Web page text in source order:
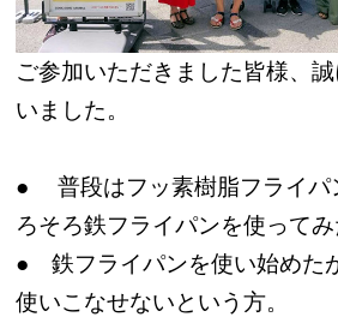
ご参加いただきました皆様、
いました。
● 普段はフッ素樹脂フライパ
ろそろ鉄フライパンを使ってみ
● 鉄フライパンを使い始めた
使いこなせないという方。